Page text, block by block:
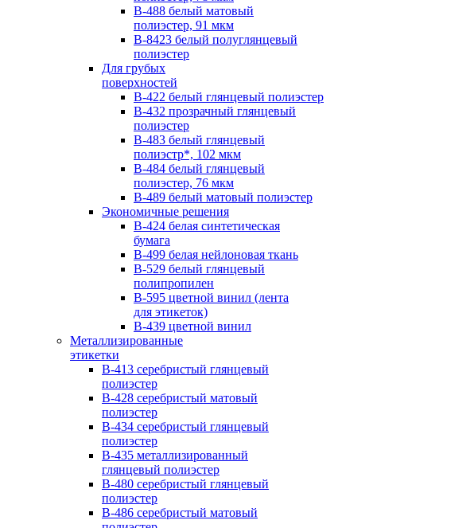
B-488 белый матовый
полиэстер, 91 мкм
B-8423 белый полуглянцевый
полиэстер
Для грубых
поверхностей
B-422 белый глянцевый полиэстер
B-432 прозрачный глянцевый
полиэстер
B-483 белый глянцевый
полиэстр*, 102 мкм
B-484 белый глянцевый
полиэстер, 76 мкм
B-489 белый матовый полиэстер
Экономичные решения
B-424 белая синтетическая
бумага
B-499 белая нейлоновая ткань
B-529 белый глянцевый
полипропилен
B-595 цветной винил (лента
для этикеток)
B-439 цветной винил
Металлизированные
этикетки
B-413 серебристый глянцевый
полиэстер
B-428 серебристый матовый
полиэстер
B-434 серебристый глянцевый
полиэстер
B-435 металлизированный
глянцевый полиэстер
B-480 серебристый глянцевый
полиэстер
B-486 серебристый матовый